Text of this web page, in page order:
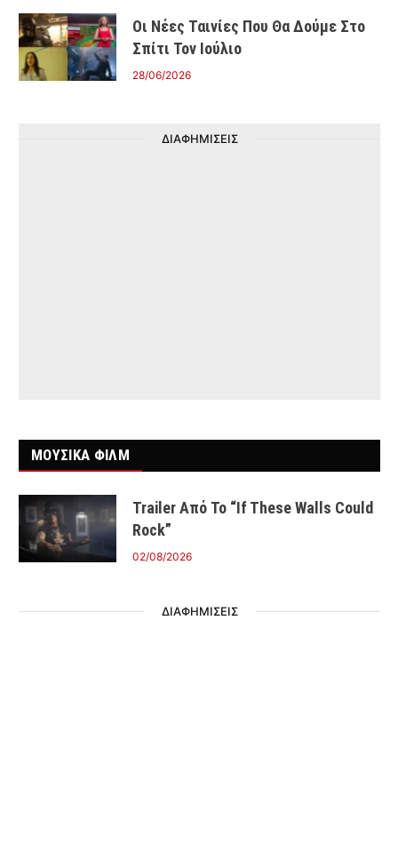
Οι Νέες Ταινίες Που Θα Δούμε Στο
Σπίτι Τον Ιούλιο
28/06/2026
ΔΙΑΦΗΜΙΣΕΙΣ
ΜΟΥΣΙΚΑ ΦΙΛΜ
Trailer Από Το “If These Walls Could
Rock”
02/08/2026
ΔΙΑΦΗΜΙΣΕΙΣ